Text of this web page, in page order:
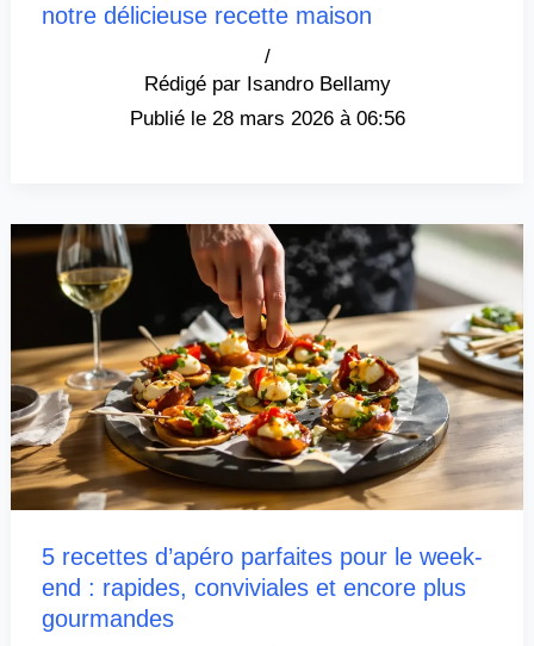
notre délicieuse recette maison
Isandro Bellamy
/
28 mars 2026 à 06:56
5 recettes d’apéro parfaites pour le week-
end : rapides, conviviales et encore plus
gourmandes